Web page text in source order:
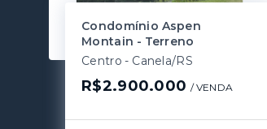
Condomínio Aspen
Montain - Terreno
Centro - Canela/RS
R$2.900.000 / VENDA